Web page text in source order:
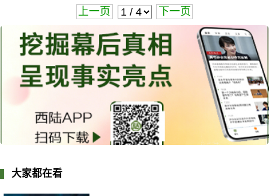
上一页 下一页
大家都在看